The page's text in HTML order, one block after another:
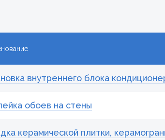
внутреннего блока
обоев на стены
керамической плитки,